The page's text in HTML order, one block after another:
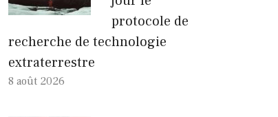
protocole de
recherche de technologie
extraterrestre
8 août 2026